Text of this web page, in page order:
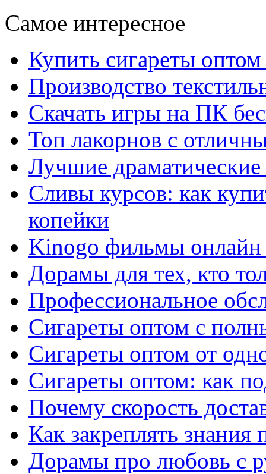
Самое интересное
Купить сигареты
Производство
Скачать игры на ПК
Топ лакорнов с
Лучшие
Сливы курсов: как
копейки
Kinogo фильмы онлайн
Дорамы для тех, кто
Профессиональное
Сигареты оптом с
Сигареты оптом от
Сигареты оптом: как
Почему скорость
Как закреплять знания
Дорамы про любовь с